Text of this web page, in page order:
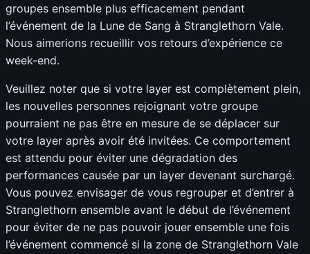
groupes ensemble plus efficacement pendant
l’événement de la Lune de Sang à Stranglethorn Vale.
Nous aimerions recueillir vos retours d’expérience ce
week-end.
Veuillez noter que si votre layer est complètement plein,
les nouvelles personnes rejoignant votre groupe
pourraient ne pas être en mesure de se déplacer sur
votre layer après avoir été invitées. Ce comportement
est attendu pour éviter une dégradation des
performances causée par un layer devenant surchargé.
Vous pouvez envisager de vous regrouper et d’entrer à
Stranglethorn ensemble avant le début de l’événement
pour éviter de ne pas pouvoir jouer ensemble une fois
l’événement commencé si la zone de Stranglethorn Vale